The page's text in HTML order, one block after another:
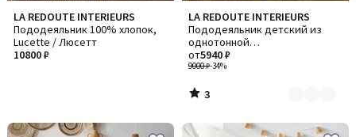
LA REDOUTE INTERIEURS
Пододеяльник 100% хлопок,
Lucette / Люсетт
10800 ₽
LA REDOUTE INTERIEURS
Пододеяльник детский из
однотонной
хлопчатобумажной газовой
ткани, Kumla / Кумла
9000 ₽-34%
от5940 ₽
3
/
5
Количество
цветов:
3
3
/